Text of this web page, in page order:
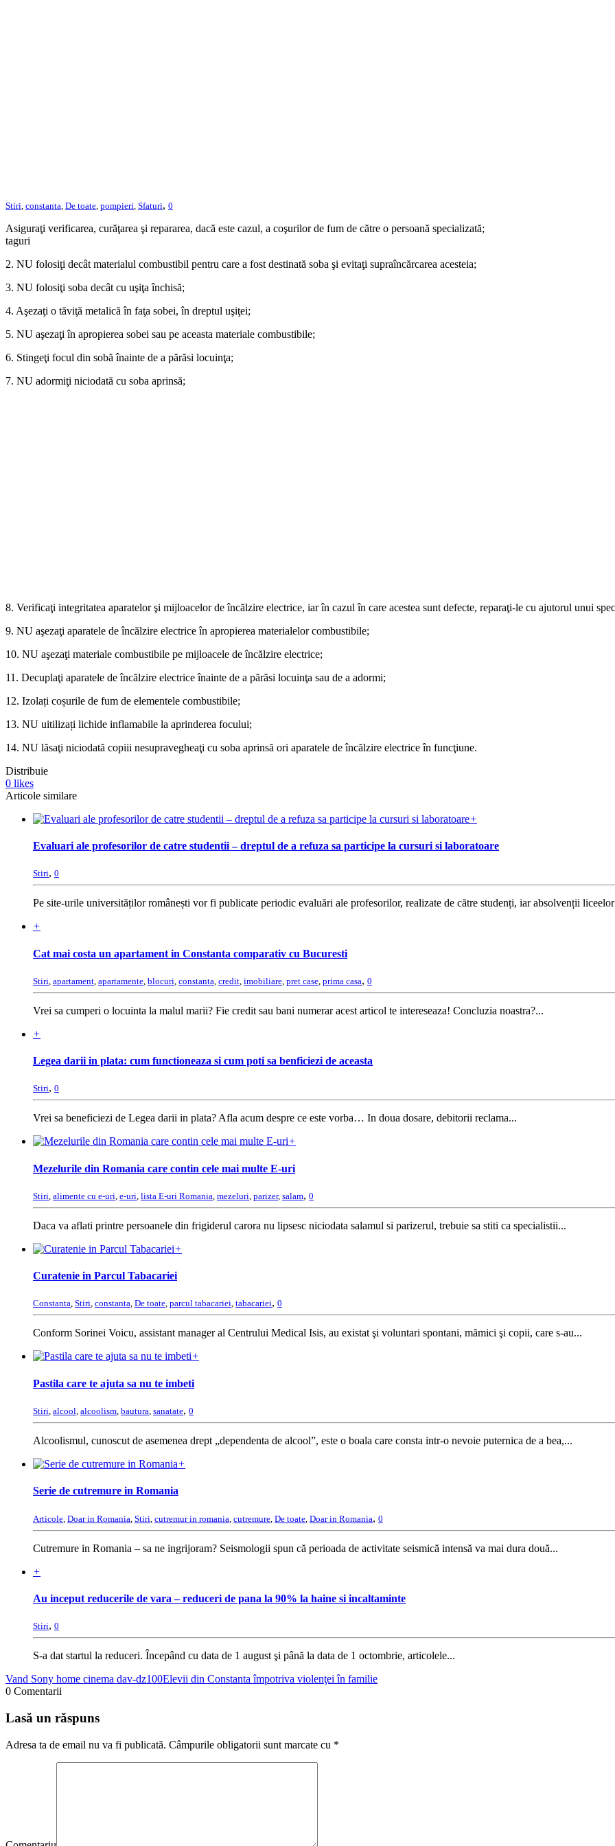
Stiri constanta De toate pompieri Sfaturi, 0
Asiguraţi verificarea, curăţarea şi repararea, dacă este cazul, a coşurilor de fum de către o persoană specializată;
taguri
2. NU folosiţi decât materialul combustibil pentru care a fost destinată soba şi evitaţi supraîncărcarea acesteia;
3. NU folosiţi soba decât cu uşiţa închisă;
4. Aşezaţi o tăviţă metalică în faţa sobei, în dreptul uşiţei;
5. NU aşezaţi în apropierea sobei sau pe aceasta materiale combustibile;
6. Stingeţi focul din sobă înainte de a părăsi locuinţa;
7. NU adormiţi niciodată cu soba aprinsă;
8. Verificaţi integritatea aparatelor şi mijloacelor de încălzire electrice, iar în cazul în care acestea sunt defecte, reparaţi-le cu ajutorul unui
9. NU aşezaţi aparatele de încălzire electrice în apropierea materialelor combustibile;
10. NU aşezaţi materiale combustibile pe mijloacele de încălzire electrice;
11. Decuplaţi aparatele de încălzire electrice înainte de a părăsi locuinţa sau de a adormi;
12. Izolați coșurile de fum de elementele combustibile;
13. NU uitilizați lichide inflamabile la aprinderea focului;
14. NU lăsaţi niciodată copiii nesupravegheaţi cu soba aprinsă ori aparatele de încălzire electrice în funcţiune.
Distribuie
0 likes
Articole similare
+
Evaluari ale profesorilor de catre studentii – dreptul de a refuza sa participe la cursuri si laboratoare
Stiri, 0
Pe site-urile universităților românești vor fi publicate periodic evaluări ale profesorilor, realizate de către studenți, iar absolvenții
+
Cat mai costa un apartament in Constanta comparativ cu Bucuresti
Stiri apartament apartamente blocuri constanta credit imobiliare pret case prima casa, 0
Vrei sa cumperi o locuinta la malul marii? Fie credit sau bani numerar acest articol te intereseaza! Concluzia noastra?...
+
Legea darii in plata: cum functioneaza si cum poti sa benficiezi de aceasta
Stiri, 0
Vrei sa beneficiezi de Legea darii in plata? Afla acum despre ce este vorba… In doua dosare, debitorii reclama...
+
Mezelurile din Romania care contin cele mai multe E-uri
Stiri alimente cu e-uri e-uri lista E-uri Romania mezeluri parizer, salam, 0
Daca va aflati printre persoanele din frigiderul carora nu lipsesc niciodata salamul si parizerul, trebuie sa stiti ca specialistii...
+
Curatenie in Parcul Tabacariei
Constanta, Stiri, constanta, De toate, parcul tabacariei, tabacariei, 0
Conform Sorinei Voicu, assistant manager al Centrului Medical Isis, au existat şi voluntari spontani, mămici şi copii, care s-au...
+
Pastila care te ajuta sa nu te imbeti
Stiri, alcool, alcoolism, bautura, sanatate, 0
Alcoolismul, cunoscut de asemenea drept „dependenta de alcool”, este o boala care consta intr-o nevoie puternica de a bea,...
+
Serie de cutremure in Romania
Articole Doar in Romania Stiri cutremur in romania cutremure De toate Doar in Romania, 0
Cutremure in Romania – sa ne ingrijoram? Seismologii spun că perioada de activitate seismică intensă va mai dura două...
+
Au inceput reducerile de vara – reduceri de pana la 90% la haine si incaltaminte
Stiri, 0
S-a dat startul la reduceri. Începând cu data de 1 august şi până la data de 1 octombrie, articolele...
Vand Sony home cinema dav-dz100Elevii din Constanta împotriva violenţei în familie
0 Comentarii
Lasă un răspuns
Adresa ta de email nu va fi publicată. Câmpurile obligatorii sunt marcate cu *